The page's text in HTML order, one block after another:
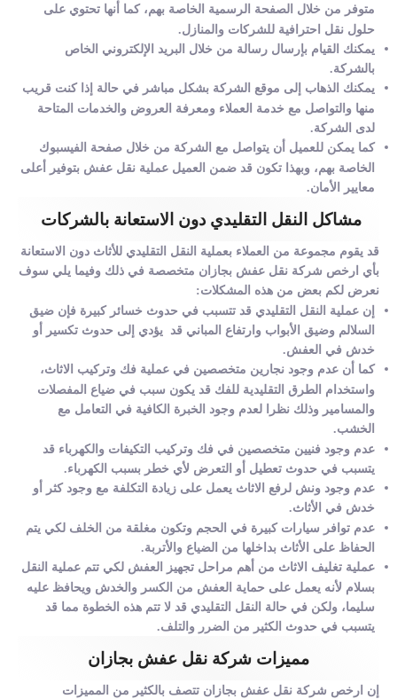
متوفر من خلال الصفحة الرسمية الخاصة بهم، كما أنها تحتوي على
حلول نقل احترافية للشركات والمنازل.
يمكنك القيام بإرسال رسالة من خلال البريد الإلكتروني الخاص
بالشركة.
يمكنك الذهاب إلى موقع الشركة بشكل مباشر في حالة إذا كنت قريب
منها والتواصل مع خدمة العملاء ومعرفة العروض والخدمات المتاحة
لدى الشركة.
كما يمكن للعميل أن يتواصل مع الشركة من خلال صفحة الفيسبوك
الخاصة بهم، وبهذا تكون قد ضمن العميل عملية نقل عفش بتوفير أعلى
معايير الأمان.
مشاكل النقل التقليدي دون الاستعانة بالشركات
قد يقوم مجموعة من العملاء بعملية النقل التقليدي للأثاث دون الاستعانة
بأي ارخص شركة نقل عفش بجازان متخصصة في ذلك وفيما يلي سوف
نعرض لكم بعض من هذه المشكلات:
إن عملية النقل التقليدي قد تتسبب في حدوث خسائر كبيرة فإن ضيق
السلالم وضيق الأبواب وارتفاع المباني قد يؤدي إلى حدوث تكسير أو
خدش في العفش.
كما أن عدم وجود نجارين متخصصين في عملية فك وتركيب الاثاث،
واستخدام الطرق التقليدية للفك قد يكون سبب في ضياع المفصلات
والمسامير وذلك نظرا لعدم وجود الخبرة الكافية في التعامل مع
الخشب.
عدم وجود فنيين متخصصين في فك وتركيب التكيفات والكهرباء قد
يتسبب في حدوث تعطيل أو التعرض لأي خطر بسبب الكهرباء.
عدم وجود ونش لرفع الاثاث يعمل على زيادة التكلفة مع وجود كثر أو
خدش في الأثاث.
عدم توافر سيارات كبيرة في الحجم وتكون مغلقة من الخلف لكي يتم
الحفاظ على الأثاث بداخلها من الضياع والأتربة.
عملية تغليف الاثاث من أهم مراحل تجهيز العفش لكي تتم عملية النقل
بسلام لأنه يعمل على حماية العفش من الكسر والخدش ويحافظ عليه
سليما، ولكن في حالة النقل التقليدي قد لا تتم هذه الخطوة مما قد
يتسبب في حدوث الكثير من الضرر والتلف.
مميزات شركة نقل عفش بجازان
إن ارخص شركة نقل عفش بجازان تتصف بالكثير من المميزات